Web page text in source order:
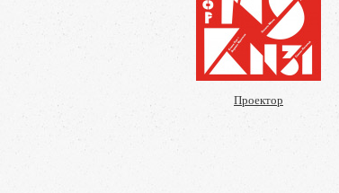
Проектор